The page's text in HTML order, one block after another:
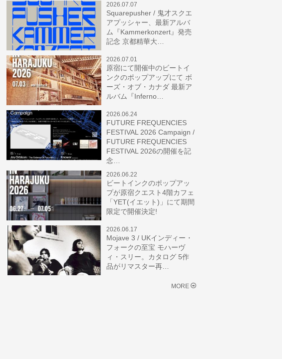
2026.07.07
Squarepusher / 鬼才スクエ
アプッシャー、最新アルバ
ム『Kammerkonzert』発売
記念 京都精華大…
2026.07.01
原宿にて開催中のビートイ
ンクのポップアップにて ボ
ーズ・オブ・カナダ 最新ア
ルバム『Inferno…
2026.06.24
FUTURE FREQUENCIES
FESTIVAL 2026 Campaign /
FUTURE FREQUENCIES
FESTIVAL 2026の開催を記
念…
2026.06.22
ビートインクのポップアッ
プが原宿クエスト4階カフェ
「YET(イエット)」にて期間
限定で開催決定!
2026.06.17
Mojave 3 / UKインディー・
フォークの至宝 モハーヴ
ィ・スリー。カタログ 5作
品がリマスター再…
MORE